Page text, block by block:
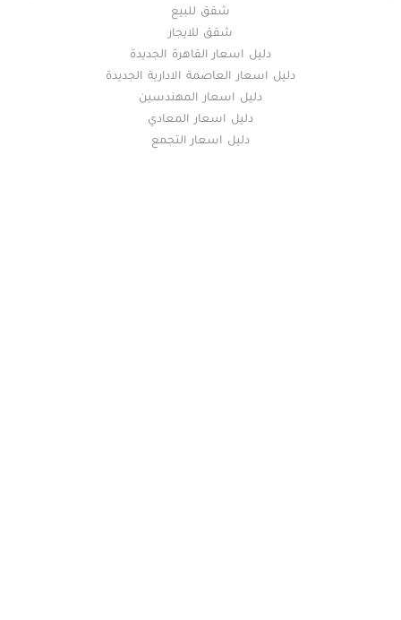
شقق للبيع
شقق للايجار
دليل اسعار القاهرة الجديدة
دليل اسعار العاصمة الادارية الجديدة
دليل اسعار المهندسين
دليل اسعار المعادي
دليل اسعار التجمع